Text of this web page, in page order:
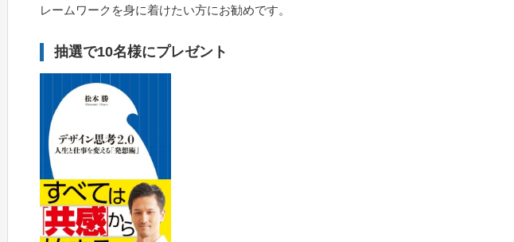
レームワークを身に着けたい方にお勧めです。
抽選で10名様にプレゼント